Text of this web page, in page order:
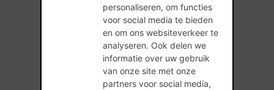
personaliseren, om functies
voor social media te bieden
en om ons websiteverkeer te
analyseren. Ook delen we
informatie over uw gebruik
van onze site met onze
partners voor social media,